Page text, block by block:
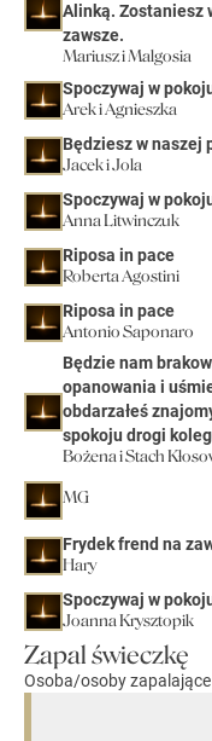
Alinką. Zostaniesz
zawsze.
Mariusz i Malgosia
Spoczywaj w
Arek i Agnieszka
Będziesz w naszej
Jacek i Jola
Spoczywaj w
Anna Litwinczuk
Riposa in pace
Roberta Agostini
Riposa in pace
Antonio Saponaro
Będzie nam
opanowania i
obdarzałeś
spokoju drogi
Bożena i Stach
MG
Frydek frend na
Hary
Spoczywaj w
Joanna Krysztopik
Zapal świeczkę
Osoba/osoby